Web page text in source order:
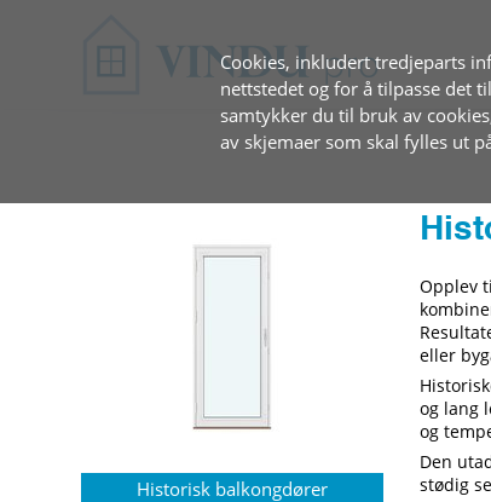
Cookies, inkludert tredjeparts
nettstedet og for å tilpasse det
samtykker du til bruk av
av skjemaer som skal fylles ut
Historisk balkongdører
Opplev
eller
og lang
og
Den
stødig